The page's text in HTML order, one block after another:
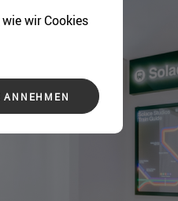
wir Cookies
ANNEHMEN